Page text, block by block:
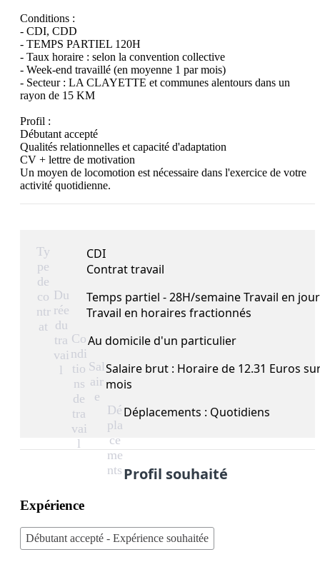
Conditions :
- CDI, CDD
- TEMPS PARTIEL 120H
- Taux horaire : selon la convention collective
- Week-end travaillé (en moyenne 1 par mois)
- Secteur : LA CLAYETTE et communes alentours dans un
rayon de 15 KM
Profil :
Débutant accepté
Qualités relationnelles et capacité d'adaptation
CV + lettre de motivation
Un moyen de locomotion est nécessaire dans l'exercice de votre
Ty
pe
de
co
ntr
at
CDI
Contrat travail
Du
rée
du
tra
vai
l
Temps partiel - 28H/semaine Travail en
Travail en horaires fractionnés
Co
ndi
tio
ns
de
tra
vai
l
Au domicile d'un particulier
Sal
air
e
Salaire brut : Horaire de 12.31 Euros
mois
Dé
pla
ce
me
nts
Déplacements : Quotidiens
Profil souhaité
Expérience
Débutant accepté - Expérience souhaitée